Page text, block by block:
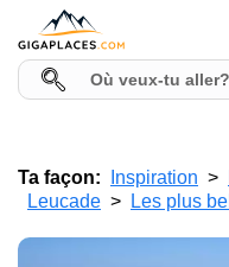
Ta façon: Inspiration
Leucade
Les plus